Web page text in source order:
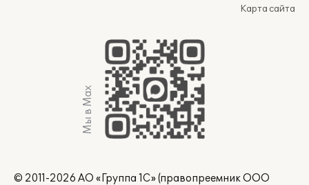
Карта сайта
Мы в Max
© 2011-2026 АО «Группа 1С» (правопреемник ООО